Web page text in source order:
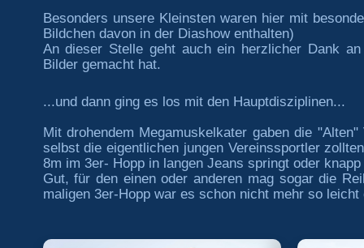
Besonders unsere Kleinsten waren hier mit
Bildchen davon in der Diashow enthalten)
An dieser Stelle geht auch ein herzlicher Dank
Bilder gemacht hat.
...und dann ging es los mit den Hauptdisziplinen...
Mit drohendem Megamuskelkater gaben die
selbst die eigentlichen jungen Vereinssportler
8m im 3er- Hopp in langen Jeans springt oder
Gut, für den einen oder anderen mag sogar die
maligen 3er-Hopp war es schon nicht mehr so